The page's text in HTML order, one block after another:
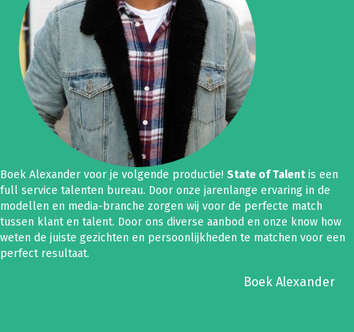
Boek Alexander voor je volgende productie! State of Talentis een
full service talenten bureau. Door onze jarenlange ervaring in de
modellen en media-branche zorgen wij voor de perfecte match
tussen klant en talent. Door ons diverse aanbod en onze know how
weten de juiste gezichten en persoonlijkheden te matchen voor een
perfect resultaat.
Boek Alexander